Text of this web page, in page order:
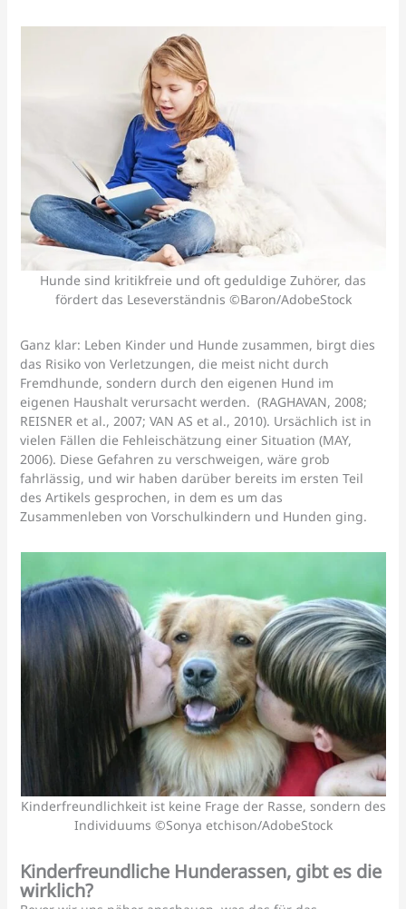
Hunde sind kritikfreie und oft geduldige Zuhörer, das
fördert das Leseverständnis ©Baron/AdobeStock
Ganz klar: Leben Kinder und Hunde zusammen, birgt dies
das Risiko von Verletzungen, die meist nicht durch
Fremdhunde, sondern durch den eigenen Hund im
eigenen Haushalt verursacht werden. (RAGHAVAN, 2008;
REISNER et al., 2007; VAN AS et al., 2010). Ursächlich ist in
vielen Fällen die Fehleischätzung einer Situation (MAY,
2006). Diese Gefahren zu verschweigen, wäre grob
fahrlässig, und wir haben darüber bereits im ersten Teil
des Artikels gesprochen, in dem es um das
Zusammenleben von Vorschulkindern und Hunden ging.
Kinderfreundlichkeit ist keine Frage der Rasse, sondern des
Individuums ©Sonya etchison/AdobeStock
Kinderfreundliche Hunderassen, gibt es die
wirklich?